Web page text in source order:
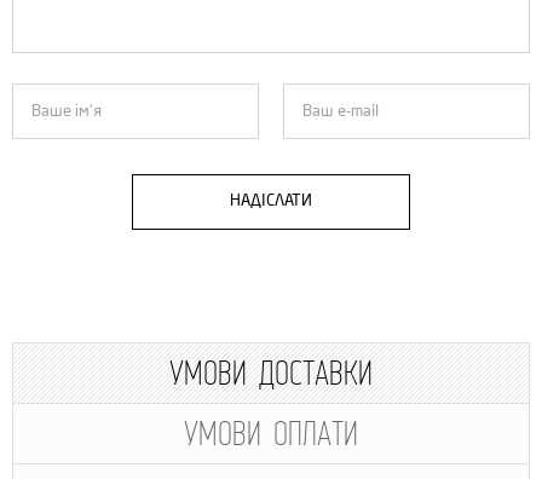
НАДІСЛАТИ
УМОВИ ДОСТАВКИ
УМОВИ ОПЛАТИ